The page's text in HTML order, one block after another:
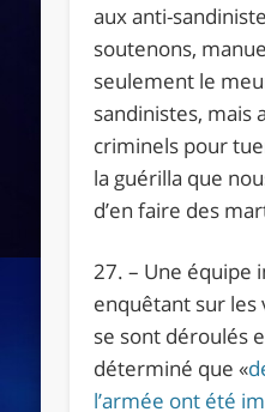
aux anti-
soutenons,
seulement le
sandinistes, mais
criminels pour
la guérilla que
d’en faire des
27. – Une équipe
enquêtant sur les
se sont déroulés
déterminé que «
l’armée ont été